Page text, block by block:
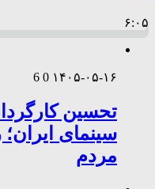
۶:۰۵
۱۴۰۵-۰۵-۱۶ 0
6
تحسین
سینمای
مردم